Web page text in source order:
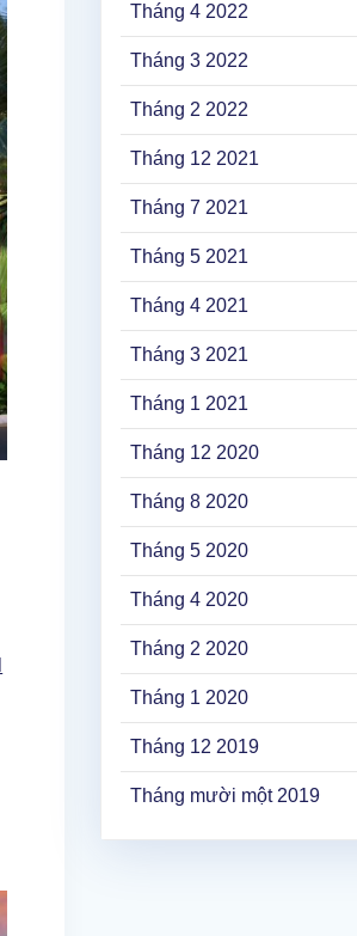
Tháng 4 2022
Tháng 3 2022
Tháng 2 2022
Tháng 12 2021
Tháng 7 2021
Tháng 5 2021
Tháng 4 2021
Tháng 3 2021
Tháng 1 2021
Tháng 12 2020
Tháng 8 2020
Tháng 5 2020
Tháng 4 2020
Tháng 2 2020
Tháng 1 2020
Tháng 12 2019
Tháng mười một 2019